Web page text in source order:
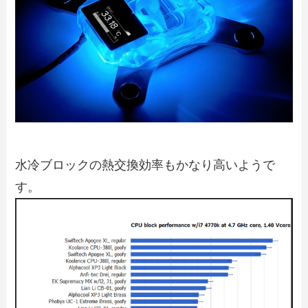
水冷ブロックの熱交換効率もかなり高いようで
す。